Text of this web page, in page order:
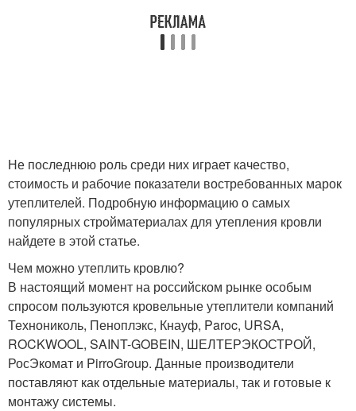
Кровельные
утеплители
Теплоизоляции для
крыши
Не последнюю роль среди них играет качество,
стоимость и рабочие показатели востребованных марок
утеплителей. Подробную информацию о самых
популярных стройматериалах для утепления кровли
найдете в этой статье.
Чем можно утеплить кровлю?
В настоящий момент на российском рынке особым
спросом пользуются кровельные утеплители компаний
Технониколь, Пеноплэкс, Кнауф, Paroc, URSA,
ROCKWOOL, SAINT-GOBEIN, ШЕЛТЕРЭКОСТРОЙ,
РосЭкомат и PirroGroup. Данные производители
поставляют как отдельные материалы, так и готовые к
монтажу системы.